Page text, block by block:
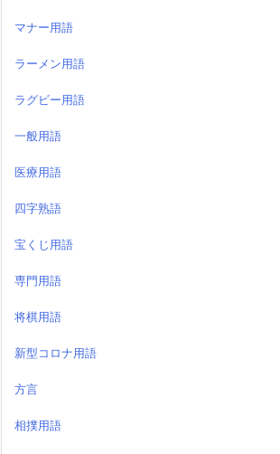
マナー用語
ラーメン用語
ラグビー用語
一般用語
医療用語
四字熟語
宝くじ用語
専門用語
将棋用語
新型コロナ用語
方言
相撲用語